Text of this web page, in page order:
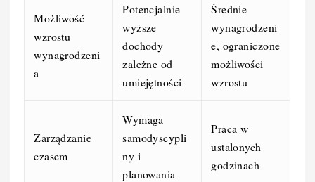
Możliwość
wzrostu
wynagrodzeni
a
Potencjalnie
wyższe
dochody
zależne od
umiejętności
Średnie
wynagrodzeni
e, ograniczone
możliwości
wzrostu
Zarządzanie
czasem
Wymaga
samodyscypli
ny i
planowania
Praca w
ustalonych
godzinach